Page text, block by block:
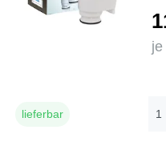
lieferbar